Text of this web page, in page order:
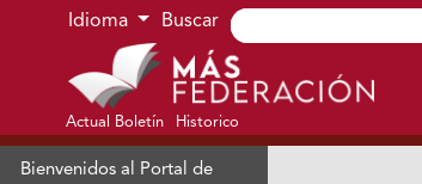
Ir al menú de navegación principal
Ir al contenido principal
Ir al pie de página del sitio
Idioma Buscar
Actual Boletín Historico
Bienvenidos al Portal de